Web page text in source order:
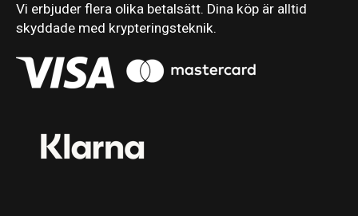
Vi erbjuder flera olika betalsätt. Dina köp är alltid
skyddade med krypteringsteknik.